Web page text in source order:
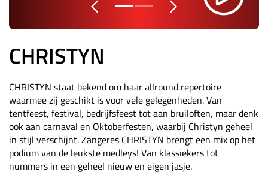
CHRISTYN
CHRISTYN staat bekend om haar allround repertoire
waarmee zij geschikt is voor vele gelegenheden. Van
tentfeest, festival, bedrijfsfeest tot aan bruiloften, maar denk
ook aan carnaval en Oktoberfesten, waarbij Christyn geheel
in stijl verschijnt. Zangeres CHRISTYN brengt een mix op het
podium van de leukste medleys! Van klassiekers tot
nummers in een geheel nieuw en eigen jasje.